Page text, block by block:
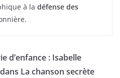
à la défense des
d’enfance : Isabelle
La chanson secrète